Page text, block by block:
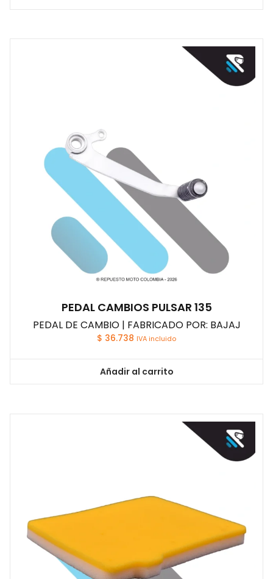
PEDAL CAMBIOS PULSAR 135
PEDAL DE CAMBIO | FABRICADO POR: BAJAJ
$ 36.738 IVA incluido
Añadir al carrito